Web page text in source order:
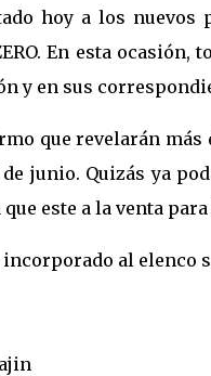
hoy a los
En esta
y en sus
que revelarán más
junio. Quizás ya
este a la venta
al elenco